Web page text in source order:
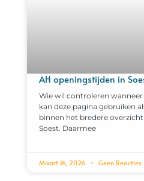
AH openingstijden in
Wie wil controleren wanneer
kan deze pagina gebruiken
binnen het bredere
Soest. Daarmee
Maart 16, 2026 Geen Reacties